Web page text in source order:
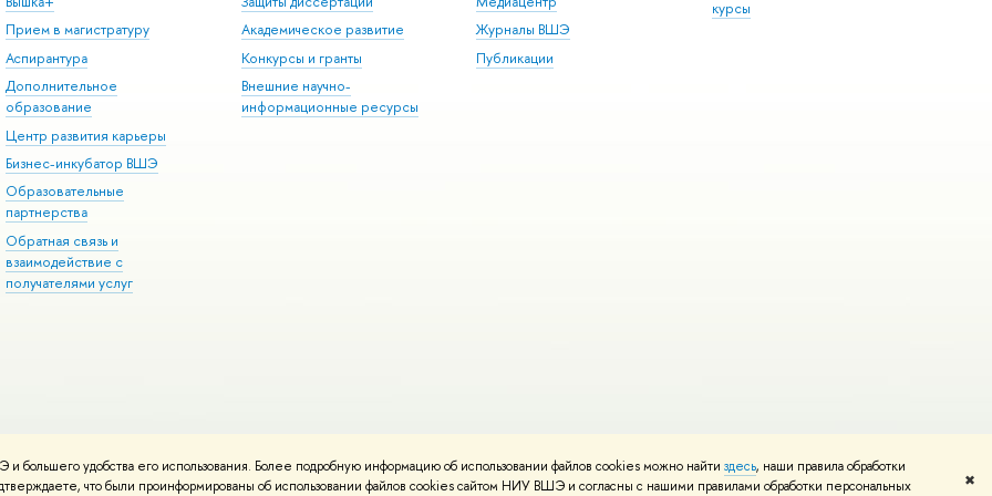
удобства его использования. Более подробную информацию об использовании файлов cookies можно найти здесь, наши правила обработки
что были проинформированы об использовании файлов cookies сайтом НИУ ВШЭ и согласны с нашими правилами обработки персональных ✖
Прием в магистратуру
Аспирантура
Дополнительное
образование
Центр развития карьеры
Бизнес-инкубатор ВШЭ
Образовательные
партнерства
Обратная связь и
взаимодействие с
получателями услуг
Академическое развитие
Конкурсы и гранты
Внешние научно-
информационные ресурсы
Журналы ВШЭ
Публикации
курсы
Редактору
Условия использования материалов Политика конфиденциальности Карта сайта
вШколе дизайна НИУ ВШЭ